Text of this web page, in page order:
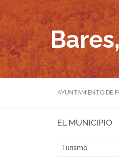
AYUNTAMIENTO DE
EL MUNICIPIO
Turismo